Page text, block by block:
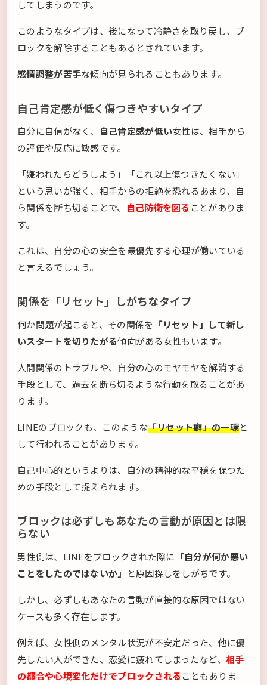
してしまうのです。
このようなタイプは、後になって冷静さを取り戻し、ブ
ロックを解除することもあるとされています。
感情調整が苦手な傾向が見られることもあります。
自己肯定感が低く傷つきやすいタイプ
自分に自信がなく、 自己肯定感が低い女性は、相手から
の評価や反応に敏感です。
「嫌われたらどうしよう」「これ以上傷つきたくない」
という思いが強く、相手からの拒絶を恐れるあまり、自
ら関係を断ち切ることで、
自己防衛を図る ことがありま
す。
これは、自分の心の安全を最優先する心理が働いている
と言えるでしょう。
関係を「リセット」しがちなタイプ
何か問題が起こると、その関係を 「リセット」して新し
いスタートを切りたがる傾向がある女性もいます。
人間関係のトラブルや、自分の心のモヤモヤを解消する
手段として、過去を断ち切るような行動を取ることがあ
ります。
LINEのブロックも、このような「リセット癖」の一環と
して行われることがあります。
自己中心的というよりは、自分の精神的な平穏を保つた
めの手段として捉えられます。
ブロックは必ずしもあなたの言動が原因とは限
らない
男性側は、LINEをブロックされた際に 「自分が何か悪い
ことをしたのではないか」
と原因探しをしがちです。
しかし、必ずしもあなたの言動が直接的な原因ではない
ケースも多く存在します。
例えば、女性側のメンタル状況が不安定だった、他に優
先したい人ができた、恋愛に疲れてしまったなど、 相手
の都合や心境変化だけでブロックされることもありま